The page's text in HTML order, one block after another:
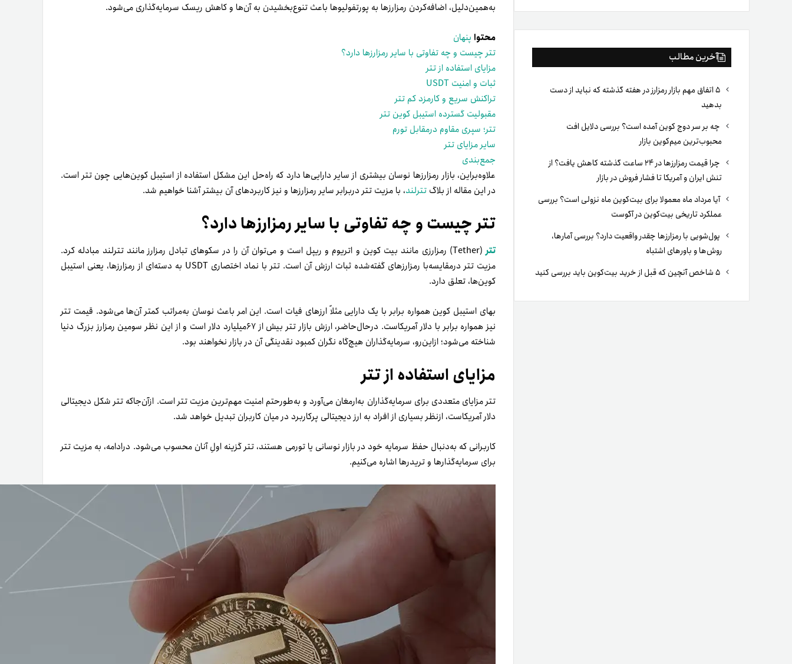
بوک
آخرین مطالب
۵ اتفاق مهم بازار رمزارز در هفته گذشته که نباید از دست
بدهید
چه بر سر دوج کوین آمده است؟ بررسی دلایل افت
محبوب‌ترین میم‌کوین بازار
چرا قیمت رمزارزها در ۲۴ ساعت گذشته کاهش یافت؟ از
تنش ایران و آمریکا تا فشار فروش در بازار
آیا مرداد ماه معمولا برای بیت‌کوین ماه نزولی است؟ بررسی
عملکرد تاریخی بیت‌کوین در آگوست
پول‌شویی با رمزارزها چقدر واقعیت دارد؟ بررسی آمارها،
روش‌ها و باورهای اشتباه
به‌همین‌دلیل، اضافه‌کردن رمزارزها به پورتفولیوها باعث تنوع‌بخشیدن به آن‌ها و کاهش ریسک سرمایه‌گذاری می‌شود.
محتوا پنهان
تتر چیست و چه تفاوتی با سایر رمزارزها دارد؟
مزایای استفاده از تتر
ثبات و امنیت USDT
تراکنش سریع و کارمزد کم تتر
مقبولیت گسترده استیبل کوین تتر
تتر؛ سپری مقاوم درمقابل تورم
سایر مزایای تتر
جمع‌بندی
علاوه‌براین، بازار رمزارزها نوسان بیشتری از سایر دارایی‌ها دارد که راه‌حل این مشکل استفاده از استیبل کوین‌هایی چون تتر است.
در این مقاله از بلاگ تترلند، با مزیت تتر دربرابر سایر رمزارزها و نیز کاربردهای آن بیشتر آشنا خواهیم شد.
تتر چیست و چه تفاوتی با سایر رمزارزها دارد؟
تتر
(Tether) رمزارزی مانند بیت کوین و اتریوم و ریپل است و می‌توان آن را در سکوهای تبادل رمزارز مانند تترلند مبادله کرد.
مزیت تتر درمقایسه‌با رمزارزهای گفته‌شده ثبات ارزش آن است. تتر با نماد اختصاری
USDT به دسته‌ای از رمزارزها، یعنی استیبل
کوین‌ها، تعلق دارد.
بهای استیبل کوین همواره برابر با یک دارایی مثلاً ارزهای فیات است. این امر باعث نوسان به‌مراتب کمتر آن‌ها می‌شود. قیمت تتر
نیز همواره برابر با دلار آمریکاست. در‌حال‌حاضر، ارزش بازار تتر بیش از ۶۷میلیارد دلار است و از این نظر سومین رمزارز بزرگ دنیا
شناخته می‌شود؛ ازاین‌رو، سرمایه‌گذاران هیچ‌گاه نگران کمبود نقدینگی آن در بازار نخواهند بود.
مزایای استفاده از تتر
تتر مزایای متعددی برای سرمایه‌گذاران به‌ارمغان می‌آورد و به‌طور‌حتم امنیت مهم‌ترین مزیت تتر است. ازآن‌جاکه تتر شکل دیجیتالی
دلار آمریکاست، از‌نظر بسیاری از افراد به ارز دیجیتالی پرکاربرد در میان کاربران تبدیل خواهد شد.
کاربرانی که به‌دنبال حفظ سرمایه خود در بازار نوسانی یا تورمی هستند، تتر گزینه اولِ آنان محسوب می‌شود. در‌ادامه، به مزیت تتر
برای سرمایه‌گذارها و تریدرها اشاره می‌کنیم.